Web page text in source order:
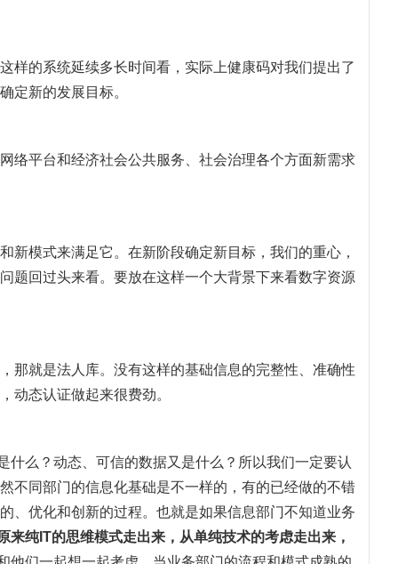
样的系统延续多长时间看，实际上健康码对我们提出了
定新的发展目标。
络平台和经济社会公共服务、社会治理各个方面新需求
模式来满足它。在新阶段确定新目标，我们的重心，
题回过头来看。要放在这样一个大背景下来看数字资源
那就是法人库。没有这样的基础信息的完整性、准确性
动态认证做起来很费劲。
么？动态、可信的数据又是什么？所以我们一定要认
不同部门的信息化基础是不一样的，有的已经做的不错
、优化和创新的过程。也就是如果信息部门不知道业务
来纯IT的思维模式走出来，从单纯技术的考虑走出来，